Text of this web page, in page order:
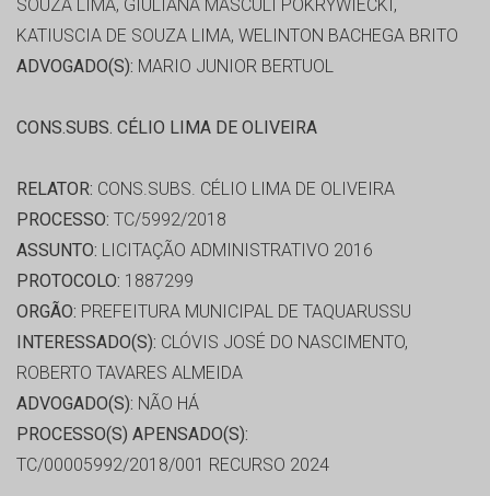
SOUZA LIMA, GIULIANA MASCULI POKRYWIECKI,
KATIUSCIA DE SOUZA LIMA, WELINTON BACHEGA BRITO
ADVOGADO(S): MARIO JUNIOR BERTUOL
CONS.SUBS. CÉLIO LIMA DE OLIVEIRA
RELATOR: CONS.SUBS. CÉLIO LIMA DE OLIVEIRA
PROCESSO: TC/5992/2018
ASSUNTO: LICITAÇÃO ADMINISTRATIVO 2016
PROTOCOLO: 1887299
ORGÃO: PREFEITURA MUNICIPAL DE TAQUARUSSU
INTERESSADO(S): CLÓVIS JOSÉ DO NASCIMENTO,
ROBERTO TAVARES ALMEIDA
ADVOGADO(S): NÃO HÁ
PROCESSO(S) APENSADO(S):
TC/00005992/2018/001 RECURSO 2024